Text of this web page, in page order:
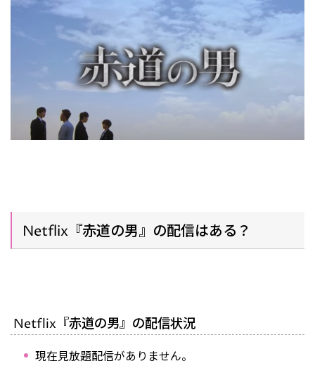
Netflix『赤道の男』の配信はある？
Netflix『赤道の男』の配信状況
現在見放題配信がありません。